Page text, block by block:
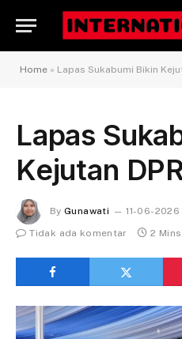
Home » Lapas Sukabumi Bikin
Lapas
Kejutan
By Gunawati
11-06-2026
Tidak ada komentar
2